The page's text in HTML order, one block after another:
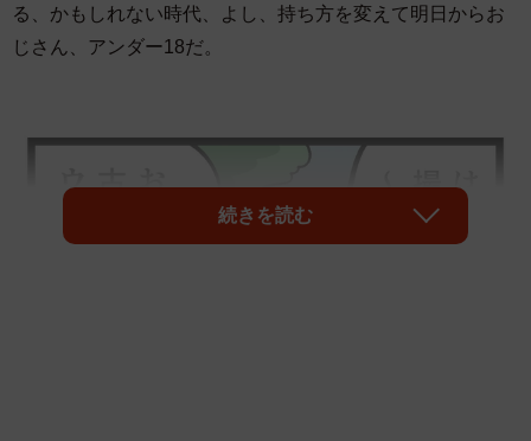
る、かもしれない時代、よし、持ち方を変えて明日からお
じさん、アンダー18だ。
続きを読む